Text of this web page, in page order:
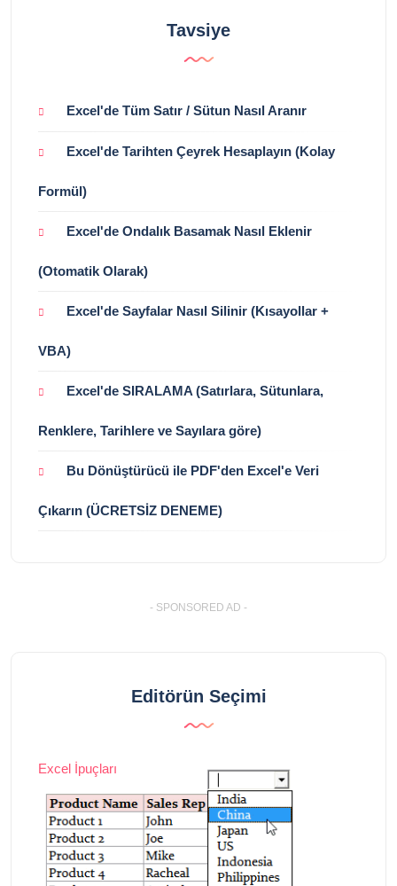
Tavsiye
Excel'de Tüm Satır / Sütun Nasıl Aranır
Excel'de Tarihten Çeyrek Hesaplayın (Kolay
Formül)
Excel'de Ondalık Basamak Nasıl Eklenir
(Otomatik Olarak)
Excel'de Sayfalar Nasıl Silinir (Kısayollar +
VBA)
Excel'de SIRALAMA (Satırlara, Sütunlara,
Renklere, Tarihlere ve Sayılara göre)
Bu Dönüştürücü ile PDF'den Excel'e Veri
Çıkarın (ÜCRETSİZ DENEME)
- SPONSORED AD -
Editörün Seçimi
Excel İpuçları